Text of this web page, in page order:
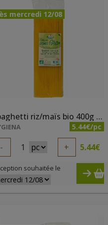
mercredi 12/08
Spaghetti riz/maïs bio 400g sans gluten
5.44€/pc
- 1 + 5.44€
souhaitée le